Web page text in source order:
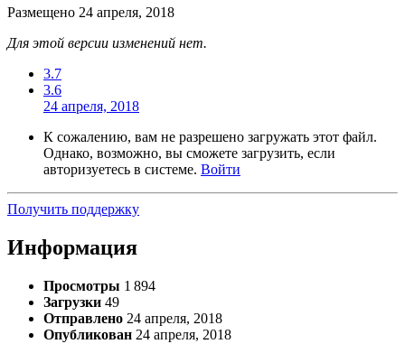
Размещено 24 апреля, 2018
Для этой версии изменений нет.
3.7
3.6
24 апреля, 2018
К сожалению, вам не разрешено загружать этот файл.
Однако, возможно, вы сможете загрузить, если
авторизуетесь в системе. Войти
Получить поддержку
Информация
Просмотры 1 894
Загрузки 49
Отправлено 24 апреля, 2018
Опубликован 24 апреля, 2018